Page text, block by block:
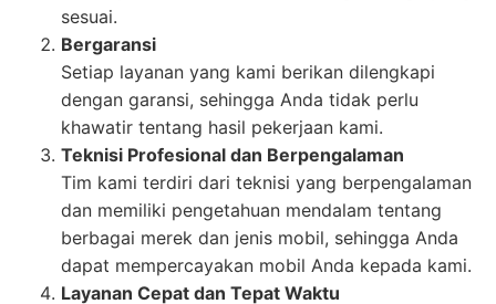
sesuai.
Bergaransi
Setiap layanan yang kami berikan dilengkapi
dengan garansi, sehingga Anda tidak perlu
khawatir tentang hasil pekerjaan kami.
Teknisi Profesional dan Berpengalaman
Tim kami terdiri dari teknisi yang berpengalaman
dan memiliki pengetahuan mendalam tentang
berbagai merek dan jenis mobil, sehingga Anda
dapat mempercayakan mobil Anda kepada kami.
Layanan Cepat dan Tepat Waktu